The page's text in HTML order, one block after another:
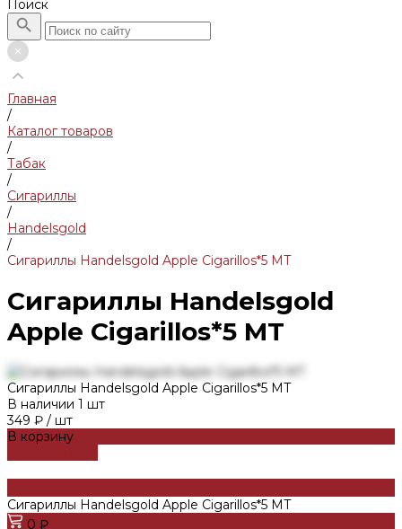
Поиск
Главная
/
Каталог товаров
/
Табак
/
Сигариллы
/
Handelsgold
/
Сигариллы Handelsgold Apple Cigarillos*5 MT
Сигариллы Handelsgold
Apple Cigarillos*5 MT
Сигариллы Handelsgold Apple Cigarillos*5 MT
В наличии 1 шт
349 ₽ / шт
В корзину
Сигариллы Handelsgold Apple Cigarillos*5 MT
0 ₽